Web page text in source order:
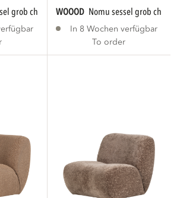
grob chenille antraciet...
WOOOD nomu sessel grob
In 8 Wochen verfügbar
To order